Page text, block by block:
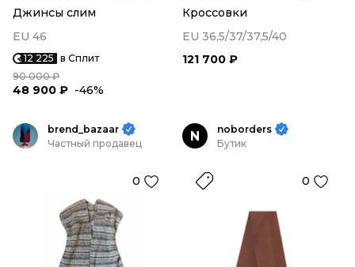
Джинсы слим
EU 46
12 225 в Сплит
90 000 ₽
48 900 ₽ -46%
Кроссовки
EU 36,5/37/37,5/40
121 700 ₽
brend_bazaar
Частный продавец
0
N
noborders
Бутик
0